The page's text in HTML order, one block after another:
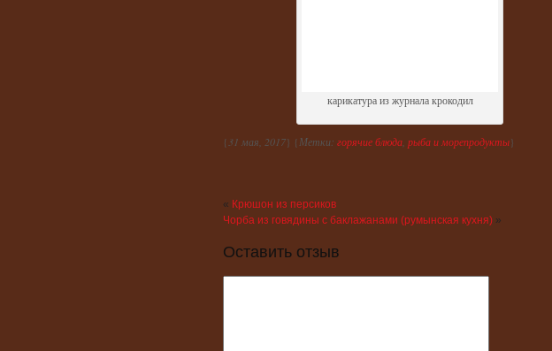
карикатура из журнала крокодил
{ 31 мая, 2017} {Метки: горячие блюда рыба и морепродукты}
« Крюшон из персиков
Чорба из говядины с баклажанами (румынская кухня) »
Оставить отзыв